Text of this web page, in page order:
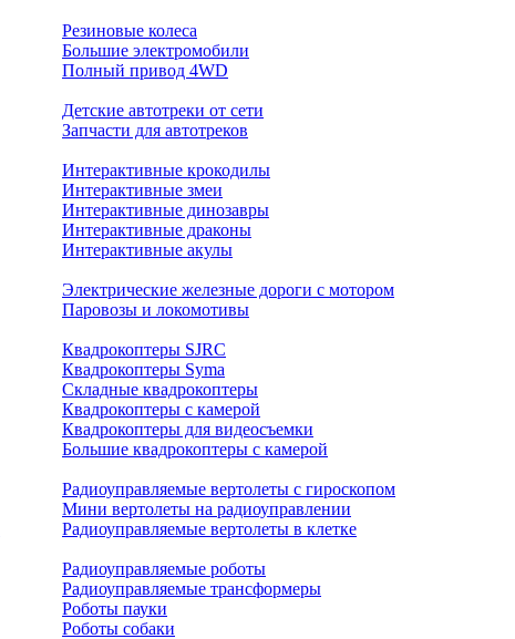
Резиновые колеса
Большие электромобили
Полный привод 4WD
Детские автотреки от сети
Запчасти для автотреков
Интерактивные крокодилы
Интерактивные змеи
Интерактивные динозавры
Интерактивные драконы
Интерактивные акулы
Электрические железные дороги с мотором
Паровозы и локомотивы
Квадрокоптеры SJRC
Квадрокоптеры Syma
Складные квадрокоптеры
Квадрокоптеры с камерой
Квадрокоптеры для видеосъемки
Большие квадрокоптеры с камерой
Радиоуправляемые вертолеты с гироскопом
Мини вертолеты на радиоуправлении
Радиоуправляемые вертолеты в клетке
Радиоуправляемые роботы
Радиоуправляемые трансформеры
Роботы пауки
Роботы собаки